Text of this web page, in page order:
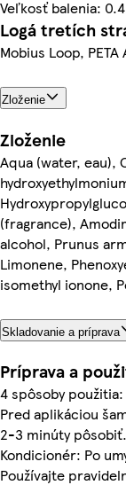
Veľkosť balenia:
Logá tretích
Mobius Loop,
Zloženie
Zloženie
Aqua (water, eau),
(fragrance),
alcohol, Prunus
Limonene,
isomethyl ionone,
Skladovanie a príprava
Príprava a
4 spôsoby použitia:
Pred aplikáciou
2-3 minúty
Kondicionér: Po
Používajte